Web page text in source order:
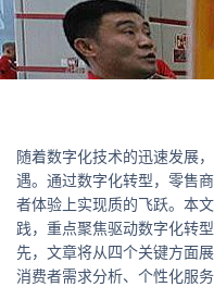
随着数字化技术的迅速发展
遇。通过数字化转型，零售
者体验上实现质的飞跃。本
践，重点聚焦驱动数字化转
先，文章将从四个关键方面
消费者需求分析、个性化服